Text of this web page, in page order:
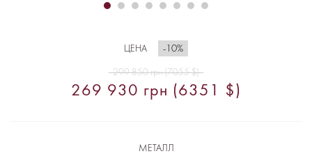
ЦЕНА -10%
299 850 грн (7055 $)
269 930 грн (6351 $)
МЕТАЛЛ